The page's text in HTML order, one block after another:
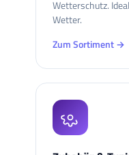
Wetterschutz.
Wetter.
Zum Sortiment →